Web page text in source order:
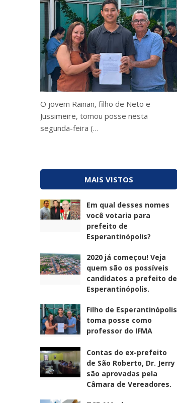
O jovem Rainan, filho de Neto e
Jussimeire, tomou posse nesta
segunda-feira (…
MAIS VISTOS
Em qual desses nomes
você votaria para
prefeito de
Esperantinópolis?
2020 já começou! Veja
quem são os possíveis
candidatos a prefeito de
Esperantinópolis.
Filho de Esperantinópolis
toma posse como
professor do IFMA
Contas do ex-prefeito
de São Roberto, Dr. Jerry
são aprovadas pela
Câmara de Vereadores.